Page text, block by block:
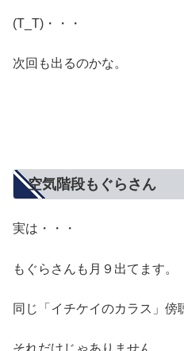
(T_T)・・・
次回も出るのかな。
空気階段もぐらさん
実は・・・
もぐらさんも月９出てます。
同じ「イチケイのカラス」傍